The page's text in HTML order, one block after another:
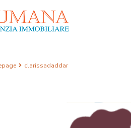
clarissadaddar